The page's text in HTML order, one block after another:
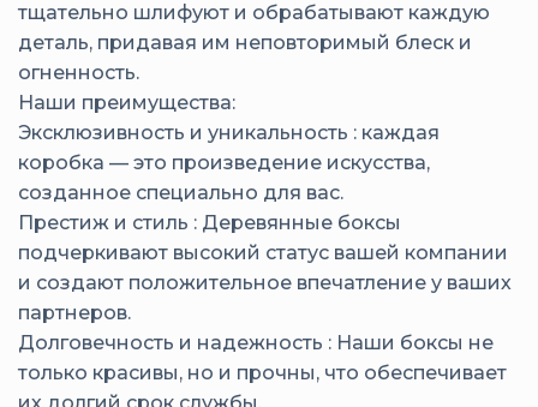
тщательно шлифуют и обрабатывают каждую
деталь, придавая им неповторимый блеск и
огненность.
Наши преимущества:
Эксклюзивность и уникальность : каждая
коробка — это произведение искусства,
созданное специально для вас.
Престиж и стиль : Деревянные боксы
подчеркивают высокий статус вашей компании
и создают положительное впечатление у ваших
партнеров.
Долговечность и надежность : Наши боксы не
только красивы, но и прочны, что обеспечивает